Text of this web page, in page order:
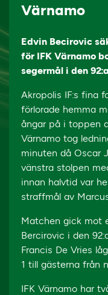
Värnamo
Edvin Becirovic
för IFK Värnamo
segermål i den
Akropolis IF:s fina
förlorade hemma
ångar på i toppen
Värnamo tog
minuten då Oscar
vänstra stolpen
innan halvtid var
straffmål av
Matchen gick mot
Bercirovic i den
Francis De Vries
1 till gästerna från
IFK Värnamo har